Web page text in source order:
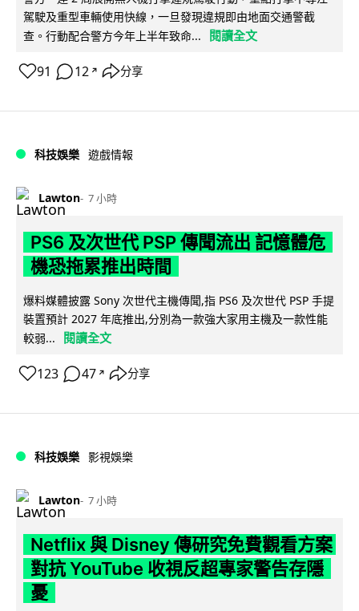
駕駛及重型車輛使用快線，一旦發現違規即由地面交通警截
查。行動配合警方今年上半年致命...
閱讀全文
91 12 ↗ 分享
科技娛樂 遊戲情報
Lawton 7 小時
PS6 及次世代 PSP 傳聞流出 記憶體危
機恐拖累推出時間
爆料媒體披露 Sony 次世代主機傳聞,指 PS6 及次世代 PSP 手提
裝置預計 2027 年底推出,分別為一款強大家用主機及一款性能
較弱...
閱讀全文
123 47 ↗ 分享
科技娛樂 影視娛樂
Lawton 7 小時
Netflix 與 Disney 傳研究免費觀看方案
對抗 YouTube 收視反超專家警告存隱
憂